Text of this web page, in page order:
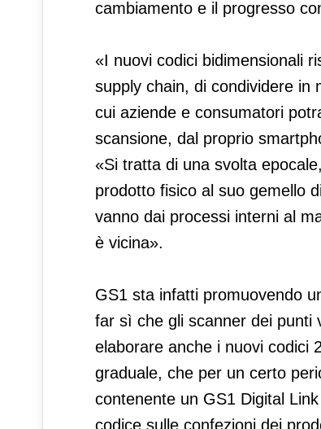
cambiamento e il progresso
«I nuovi codici bidimensionali
supply chain, di condividere in
cui aziende e consumatori
scansione, dal proprio
«Si tratta di una svolta
prodotto fisico al suo gemello
vanno dai processi interni al
è vicina».
GS1 sta infatti promuovendo
far sì che gli scanner dei punti
elaborare anche i nuovi codici
graduale, che per un certo
contenente un GS1 Digital
codice sulle confezioni dei